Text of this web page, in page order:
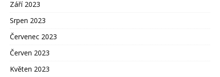
Září 2023
Srpen 2023
Červenec 2023
Červen 2023
Květen 2023